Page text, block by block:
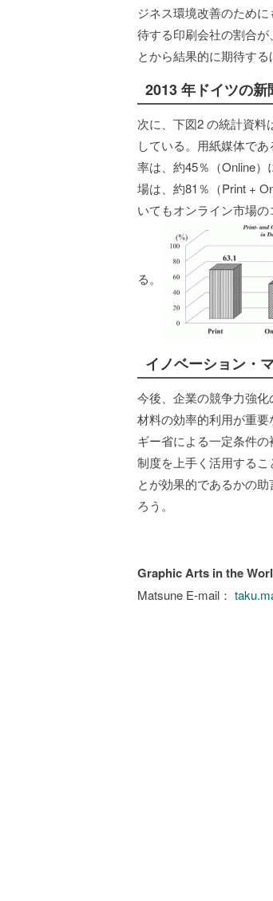
ジネス環境改善のため
待する印刷会社の割合
とから結果的に期待す
2013 年ドイツの新
次に、下図2 の統計資料
している。用紙媒体で
率は、約45％（Online
場は、約81％（Print +
いてもオンライン市場
る。
イノベーション・
今後、企業の競争力強
材料の効率的利用が重
ギー省による一定条件
制度を上手く活用する
とが効果的であるかの
ろう。
Graphic Arts in the
Matsune E-mail：